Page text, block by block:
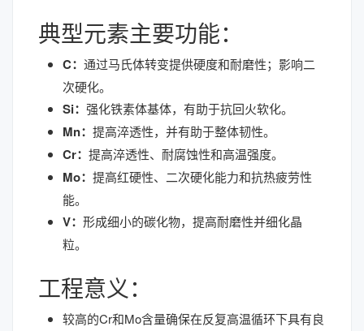
典型元素主要功能：
C： 通过马氏体转变提供硬度和耐磨性；影响二
次硬化。
Si： 强化铁素体基体，有助于抗回火软化。
Mn： 提高淬透性，并有助于整体韧性。
Cr： 提高淬透性、耐腐蚀性和高温强度。
Mo： 提高红硬性、二次硬化能力和抗热疲劳性
能。
V： 形成细小的碳化物，提高耐磨性并细化晶
粒。
工程意义：
较高的Cr和Mo含量确保在反复高温循环下具有良